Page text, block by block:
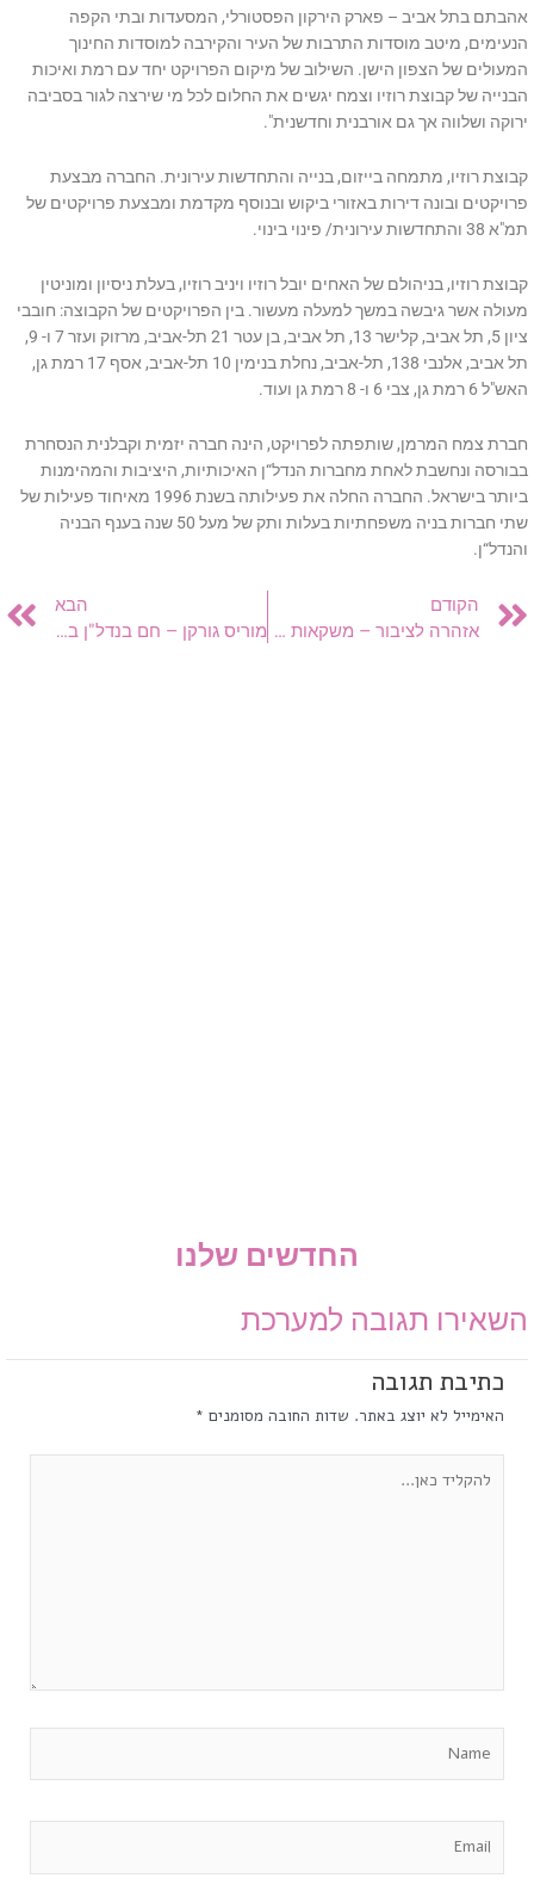
אהבתם בתל אביב – פארק הירקון הפסטורלי, המסעדות ובתי הקפה
הנעימים, מיטב מוסדות התרבות של העיר והקירבה למוסדות החינוך
המעולים של הצפון הישן. השילוב של מיקום הפרויקט יחד עם רמת ואיכות
הבנייה של קבוצת רוזיו וצמח יגשים את החלום לכל מי שירצה לגור בסביבה
ירוקה ושלווה אך גם אורבנית וחדשנית".
קבוצת רוזיו, מתמחה בייזום, בנייה והתחדשות עירונית. החברה מבצעת
פרויקטים ובונה דירות באזורי ביקוש ובנוסף מקדמת ומבצעת פרויקטים של
תמ"א 38 והתחדשות עירונית/ פינוי בינוי.
קבוצת רוזיו, בניהולם של האחים יובל רוזיו ויניב רוזיו, בעלת ניסיון ומוניטין
מעולה אשר גיבשה במשך למעלה מעשור. בין הפרויקטים של הקבוצה: חובבי
ציון 5, תל אביב, קלישר 13, תל אביב, בן עטר 21 תל-אביב, מרזוק ועזר 7 ו- 9,
תל אביב, אלנבי 138, תל-אביב, נחלת בנימין 10 תל-אביב, אסף 17 רמת גן,
האש"ל 6 רמת גן, צבי 6 ו- 8 רמת גן ועוד.
חברת צמח המרמן, שותפתה לפרויקט, הינה חברה יזמית וקבלנית הנסחרת
בבורסה ונחשבת לאחת מחברות הנדל“ן האיכותיות, היציבות והמהימנות
ביותר בישראל. החברה החלה את פעילותה בשנת 1996 מאיחוד פעילות של
שתי חברות בניה משפחתיות בעלות ותק של מעל 50 שנה בענף הבניה
והנדל“ן.
Prev
הקודם
אזהרה לציבור – משקאות אלכוהולים עם חומרים אסורים לשתייה בתל אביב
הבא
מוריס גורקן – חם בנדל"ן במערב רמת השרון
החדשים שלנו
השאירו תגובה למערכת
כתיבת תגובה
האימייל לא יוצג באתר. שדות החובה מסומנים *
כאן...